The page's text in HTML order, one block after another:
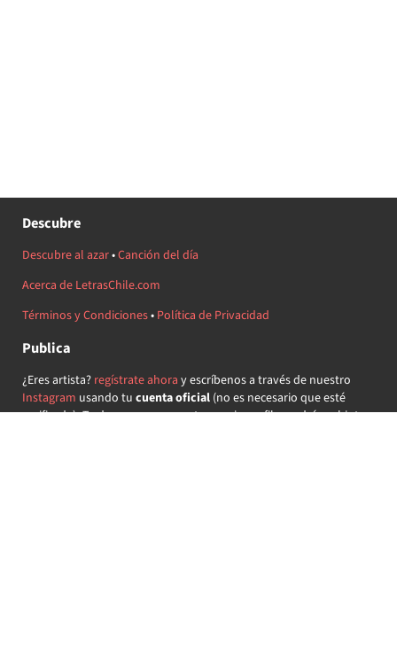
Descubre
Descubre al azar•Canción del día
Acerca de LetrasChile.com
Términos y Condiciones• Política de Privacidad
Publica
¿Eres artista? regístrate ahora y escríbenos a través de nuestro
Instagram usando tu cuenta oficial(no es necesario que esté
verificada) ¡Te daremos acceso a tu propio perfil y podrás subir tus